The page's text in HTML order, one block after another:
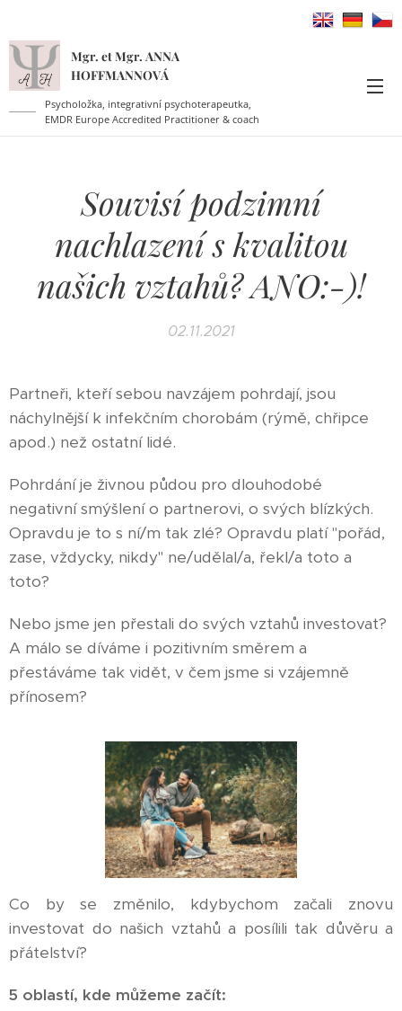
Mgr. et Mgr. ANNA
HOFFMANNOVÁ
Psycholožka, integrativní psychoterapeutka,
EMDR Europe Accredited Practitioner & coach
Souvisí podzimní
nachlazení s kvalitou
našich vztahů? ANO:-)!
02.11.2021
Partneři, kteří sebou navzájem pohrdají, jsou
náchylnější k infekčním chorobám (rýmě, chřipce
apod.) než ostatní lidé.
Pohrdání je živnou půdou pro dlouhodobé
negativní smýšlení o partnerovi, o svých blízkých.
Opravdu je to s ní/m tak zlé? Opravdu platí "pořád,
zase, vždycky, nikdy" ne/udělal/a, řekl/a toto a
toto?
Nebo jsme jen přestali do svých vztahů investovat?
A málo se díváme i pozitivním směrem a
přestáváme tak vidět, v čem jsme si vzájemně
přínosem?
Co by se změnilo, kdybychom začali znovu
investovat do našich vztahů a posílili tak důvěru a
přátelství?
5 oblastí, kde můžeme začít: